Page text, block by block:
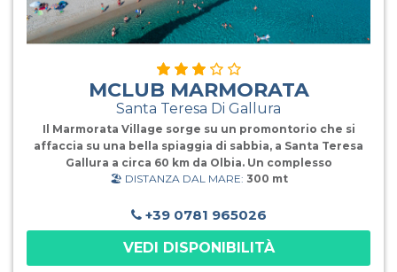
MCLUB MARMORATA
Santa Teresa Di Gallura
Il Marmorata Village sorge su un promontorio che si
affaccia su una bella spiaggia di sabbia, a Santa Teresa
Gallura a circa 60 km da Olbia. Un complesso
architettonico a terrazze composto da due corpi “La
circostante. Un simpatico trenino collega le diverse
aree del villaggio seguendo un itinerario che si snoda
attorno alla struttura alberghiera fino ad arrivare in
spiaggia ed effettuando fermate lungo il percorso. Una
🏖️ DISTANZA DAL MARE: 300 mt
+39 0781 965026
VEDI DISPONIBILITÀ